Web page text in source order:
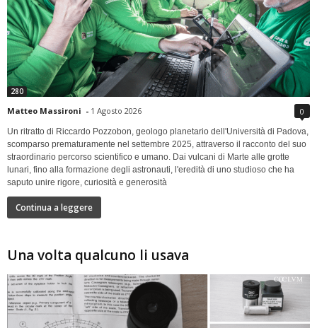
280
Matteo Massironi - 1 Agosto 2026 0
Un ritratto di Riccardo Pozzobon, geologo planetario dell'Università di Padova,
scomparso prematuramente nel settembre 2025, attraverso il racconto del suo
straordinario percorso scientifico e umano. Dai vulcani di Marte alle grotte
lunari, fino alla formazione degli astronauti, l'eredità di uno studioso che ha
saputo unire rigore, curiosità e generosità
Continua a leggere
Una volta qualcuno li usava